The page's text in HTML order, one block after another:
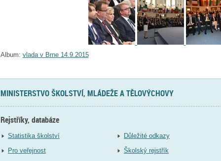
Album: vlada v Brne 14.9.2015
MINISTERSTVO ŠKOLSTVÍ, MLÁDEŽE A TĚLOVÝCHOVY
Rejstříky, databáze
Statistika školství
Pro veřejnost
Důležité odkazy
Školský rejstřík